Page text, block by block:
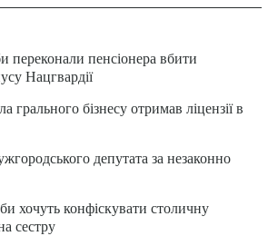
переконали пенсіонера вбити
Нацгвардії
грального бізнесу отримав ліцензії в
депутата за незаконно
хочуть конфіскувати столичну
сестру